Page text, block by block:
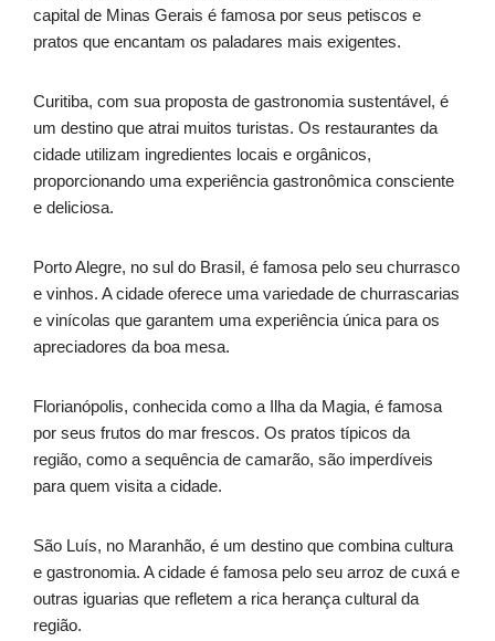
capital de Minas Gerais é famosa por seus petiscos e
pratos que encantam os paladares mais exigentes.
Curitiba, com sua proposta de gastronomia sustentável, é
um destino que atrai muitos turistas. Os restaurantes da
cidade utilizam ingredientes locais e orgânicos,
proporcionando uma experiência gastronômica consciente
e deliciosa.
Porto Alegre, no sul do Brasil, é famosa pelo seu churrasco
e vinhos. A cidade oferece uma variedade de churrascarias
e vinícolas que garantem uma experiência única para os
apreciadores da boa mesa.
Florianópolis, conhecida como a Ilha da Magia, é famosa
por seus frutos do mar frescos. Os pratos típicos da
região, como a sequência de camarão, são imperdíveis
para quem visita a cidade.
São Luís, no Maranhão, é um destino que combina cultura
e gastronomia. A cidade é famosa pelo seu arroz de cuxá e
outras iguarias que refletem a rica herança cultural da
região.